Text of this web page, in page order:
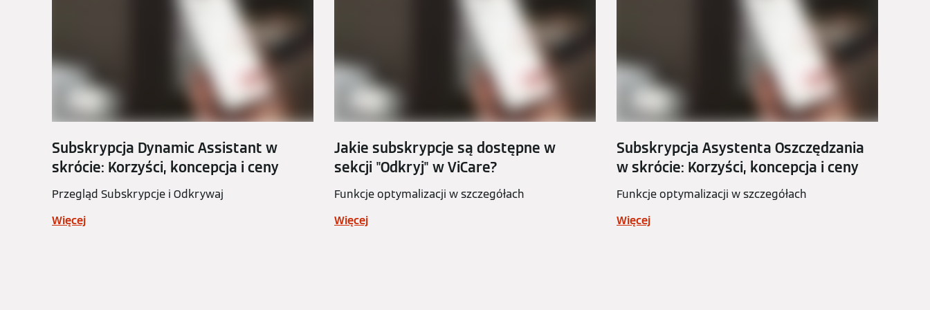
Subskrypcja Dynamic Assistant w
skrócie: Korzyści, koncepcja i ceny
Przegląd Subskrypcje i Odkrywaj
Więcej
Jakie subskrypcje są dostępne w
sekcji "Odkryj" w ViCare?
Funkcje optymalizacji w szczegółach
Więcej
Subskrypcja Asystenta Oszczędzania
w skrócie: Korzyści, koncepcja i ceny
Funkcje optymalizacji w szczegółach
Więcej